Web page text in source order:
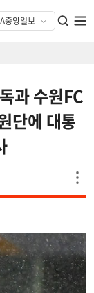
과 수원FC
단에 대통